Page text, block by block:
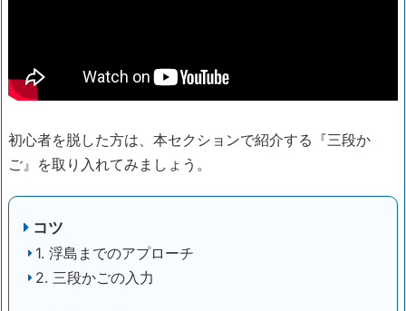
初心者を脱した方は、本セクションで紹介する『三段か
ご』を取り入れてみましょう。
コツ
1. 浮島までのアプローチ
2. 三段かごの入力